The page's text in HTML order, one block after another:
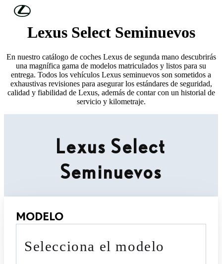
Skip to Main Content
Lexus Select Seminuevos
En nuestro catálogo de coches Lexus de segunda mano descubrirás
una magnífica gama de modelos matriculados y listos para su
entrega. Todos los vehículos Lexus seminuevos son sometidos a
exhaustivas revisiones para asegurar los estándares de seguridad,
calidad y fiabilidad de Lexus, además de contar con un historial de
servicio y kilometraje.
Lexus Select
Seminuevos
MODELO
Selecciona el modelo